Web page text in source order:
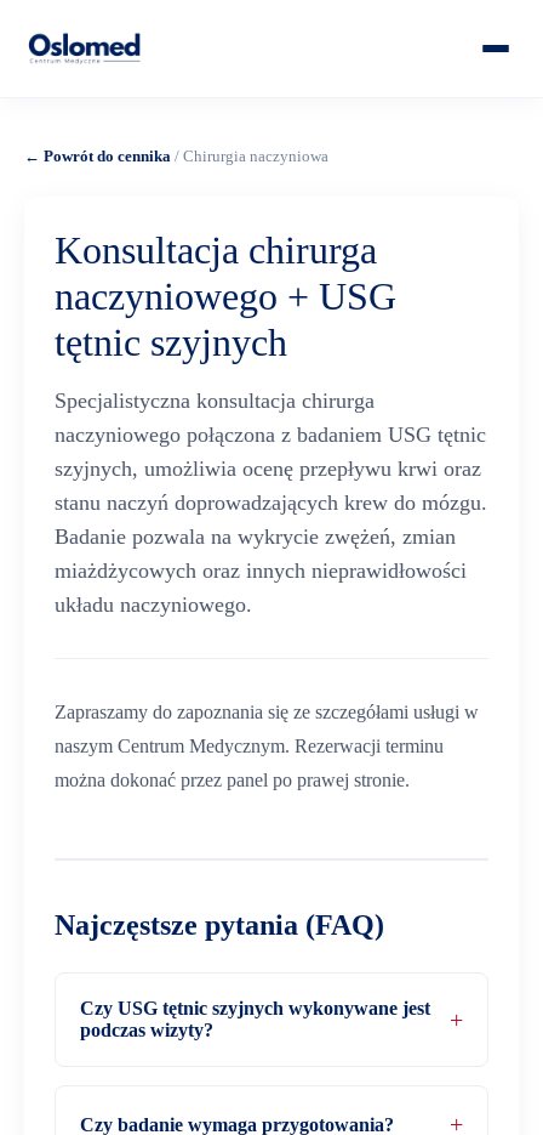
← Powrót do cennika / Chirurgia naczyniowa
Konsultacja chirurga
naczyniowego + USG
tętnic szyjnych
Specjalistyczna konsultacja chirurga
naczyniowego połączona z badaniem USG tętnic
szyjnych, umożliwia ocenę przepływu krwi oraz
stanu naczyń doprowadzających krew do mózgu.
Badanie pozwala na wykrycie zwężeń, zmian
miażdżycowych oraz innych nieprawidłowości
układu naczyniowego.
Zapraszamy do zapoznania się ze szczegółami usługi w
naszym Centrum Medycznym. Rezerwacji terminu
można dokonać przez panel po prawej stronie.
Najczęstsze pytania (FAQ)
Czy USG tętnic szyjnych wykonywane jest
podczas wizyty?
Czy badanie wymaga przygotowania?